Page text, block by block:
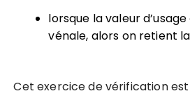
lorsque la valeur
vénale, alors on retient
Cet exercice de vérification est